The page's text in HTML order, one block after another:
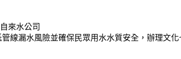
來水公司
線漏水風險並確保民眾用水水質安全，辦理文